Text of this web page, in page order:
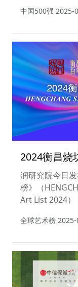
2024年11月15
算。这是胡润
强”。
中国500强 2025-
2024衡昌烧
润研究院今日
榜》（
Art List 2024）
这是胡润研究院
全球艺术榜